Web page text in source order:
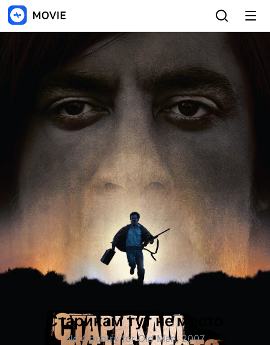
Старикам тут не место
No Country for Old Men, 2007